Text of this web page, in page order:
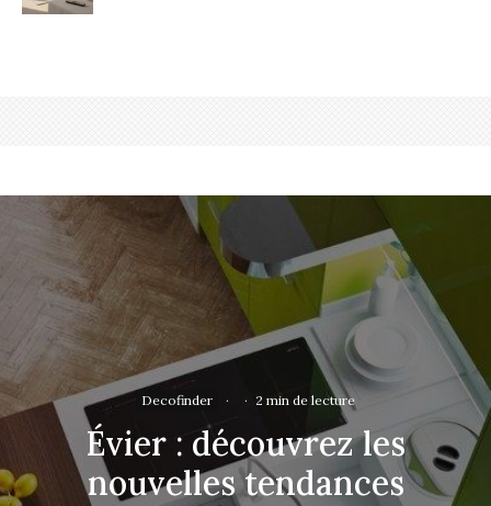
Decofinder · · 2 min de lecture
Évier : découvrez les
nouvelles tendances